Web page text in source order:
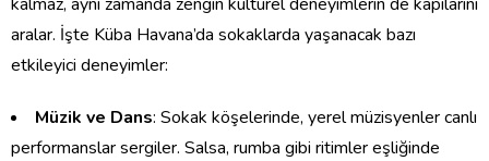
aralar. İşte Küba Havana’da sokaklarda yaşanacak bazı
etkileyici deneyimler:
Müzik ve Dans: Sokak köşelerinde, yerel müzisyenler canlı
performanslar sergiler. Salsa, rumba gibi ritimler eşliğinde